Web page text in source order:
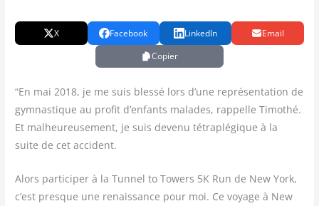
X Facebook LinkedIn
Email
Copier
“En mai 2018, je me suis bles­sé lors d’une repré­sen­ta­tion de
gym­nas­tique au pro­fit d’enfants malades, rap­pelle Timo­thé.
Et mal­heu­reu­se­ment, je suis deve­nu tétra­plé­gique à la
suite de cet accident.
Alors par­ti­ci­per à la Tun­nel to Towers 5K Run de New York,
c’est presque une renais­sance pour moi. Ce voyage à New